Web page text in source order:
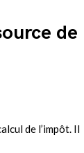
de
de l’impôt. Il